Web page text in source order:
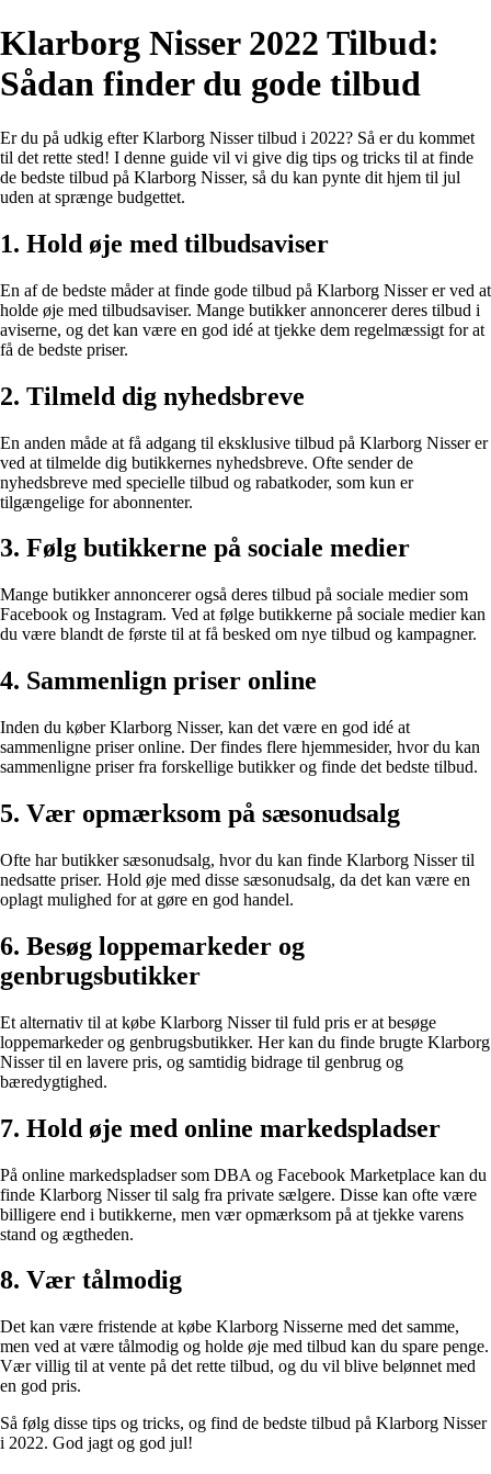
Klarborg Nisser 2022 Tilbud:
Sådan finder du gode tilbud
Er du på udkig efter Klarborg Nisser tilbud i 2022? Så er du kommet
til det rette sted! I denne guide vil vi give dig tips og tricks til at finde
de bedste tilbud på Klarborg Nisser, så du kan pynte dit hjem til jul
uden at sprænge budgettet.
1. Hold øje med tilbudsaviser
En af de bedste måder at finde gode tilbud på Klarborg Nisser er ved at
holde øje med tilbudsaviser. Mange butikker annoncerer deres tilbud i
aviserne, og det kan være en god idé at tjekke dem regelmæssigt for at
få de bedste priser.
2. Tilmeld dig nyhedsbreve
En anden måde at få adgang til eksklusive tilbud på Klarborg Nisser er
ved at tilmelde dig butikkernes nyhedsbreve. Ofte sender de
nyhedsbreve med specielle tilbud og rabatkoder, som kun er
tilgængelige for abonnenter.
3. Følg butikkerne på sociale medier
Mange butikker annoncerer også deres tilbud på sociale medier som
Facebook og Instagram. Ved at følge butikkerne på sociale medier kan
du være blandt de første til at få besked om nye tilbud og kampagner.
4. Sammenlign priser online
Inden du køber Klarborg Nisser, kan det være en god idé at
sammenligne priser online. Der findes flere hjemmesider, hvor du kan
sammenligne priser fra forskellige butikker og finde det bedste tilbud.
5. Vær opmærksom på sæsonudsalg
Ofte har butikker sæsonudsalg, hvor du kan finde Klarborg Nisser til
nedsatte priser. Hold øje med disse sæsonudsalg, da det kan være en
oplagt mulighed for at gøre en god handel.
6. Besøg loppemarkeder og
genbrugsbutikker
Et alternativ til at købe Klarborg Nisser til fuld pris er at besøge
loppemarkeder og genbrugsbutikker. Her kan du finde brugte Klarborg
Nisser til en lavere pris, og samtidig bidrage til genbrug og
bæredygtighed.
7. Hold øje med online markedspladser
På online markedspladser som DBA og Facebook Marketplace kan du
finde Klarborg Nisser til salg fra private sælgere. Disse kan ofte være
billigere end i butikkerne, men vær opmærksom på at tjekke varens
stand og ægtheden.
8. Vær tålmodig
Det kan være fristende at købe Klarborg Nisserne med det samme,
men ved at være tålmodig og holde øje med tilbud kan du spare penge.
Vær villig til at vente på det rette tilbud, og du vil blive belønnet med
en god pris.
Så følg disse tips og tricks, og find de bedste tilbud på Klarborg Nisser
i 2022. God jagt og god jul!